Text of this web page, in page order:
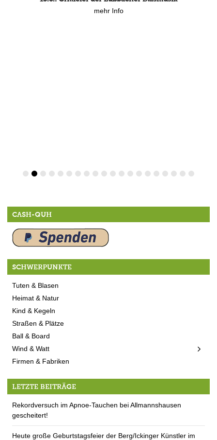
mehr Info
CASH-QUH
SCHWERPUNKTE
Tuten & Blasen
Heimat & Natur
Kind & Kegeln
Straßen & Plätze
Ball & Board
Wind & Watt
Firmen & Fabriken
LETZTE BEITRÄGE
Rekordversuch im Apnoe-Tauchen bei Allmannshausen
gescheitert!
Heute große Geburtstagsfeier der Berg/Ickinger Künstler im